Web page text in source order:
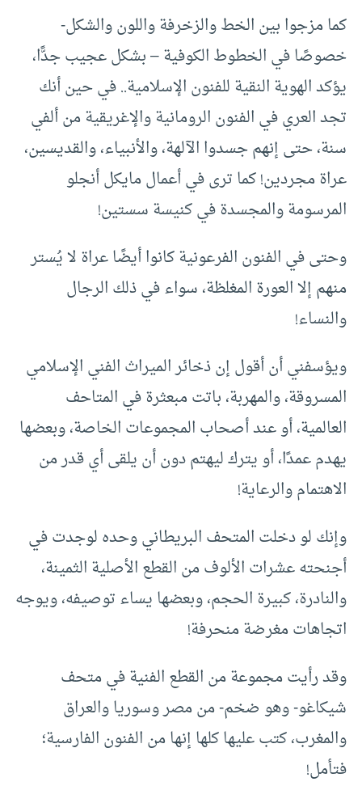
كما مزجوا بين الخط والزخرفة واللون والشكل-
خصوصًا في الخطوط الكوفية – بشكل عجيب جدًّا،
يؤكد الهوية النقية للفنون الإسلامية.. في حين أنك
تجد العري في الفنون الرومانية والإغريقية من ألفي
سنة، حتى إنهم جسدوا الآلهة، والأنبياء، والقديسين،
عراة مجردين! كما ترى في أعمال مايكل أنجلو
المرسومة والمجسدة في كنيسة سستين!
وحتى في الفنون الفرعونية كانوا أيضًا عراة لا يُستر
منهم إلا العورة المغلظة، سواء في ذلك الرجال
والنساء!
ويؤسفني أن أقول إن ذخائر الميراث الفني الإسلامي
المسروقة، والمهربة، باتت مبعثرة في المتاحف
العالمية، أو عند أصحاب المجموعات الخاصة، وبعضها
يهدم عمدًا، أو يترك ليهتم دون أن يلقى أي قدر من
الاهتمام والرعاية!
وإنك لو دخلت المتحف البريطاني وحده لوجدت في
أجنحته عشرات الألوف من القطع الأصلية الثمينة،
والنادرة، كبيرة الحجم، وبعضها يساء توصيفه، ويوجه
اتجاهات مغرضة منحرفة!
وقد رأيت مجموعة من القطع الفنية في متحف
شيكاغو- وهو ضخم- من مصر وسوريا والعراق
والمغرب، كتب عليها كلها إنها من الفنون الفارسية؛
فتأمل!